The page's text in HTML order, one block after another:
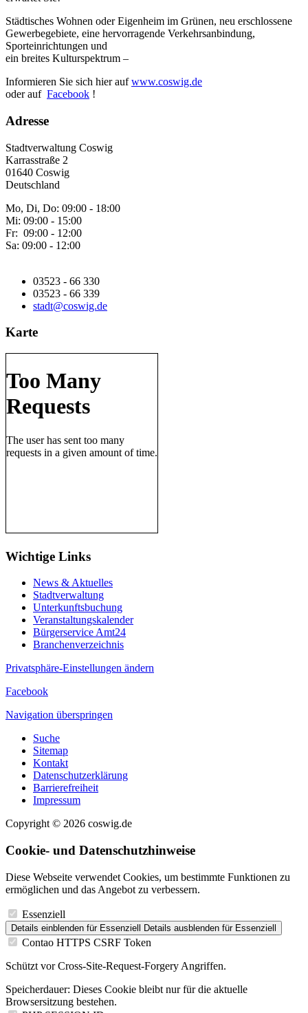
Städtisches Wohnen oder Eigenheim im Grünen, neu erschlossene
Gewerbegebiete, eine hervorragende Verkehrsanbindung,
Sporteinrichtungen und
ein breites Kulturspektrum –
Informieren Sie sich hier aufwww.coswig.de
oder auf Facebook !
Adresse
Stadtverwaltung Coswig
Karrasstraße 2
01640 Coswig
Deutschland
Mo, Di, Do: 09:00 - 18:00
Mi: 09:00 - 15:00
Fr: 09:00 - 12:00
Sa: 09:00 - 12:00
03523 - 66 330
03523 - 66 339
stadt@coswig.de
Karte
Wichtige Links
News & Aktuelles
Stadtverwaltung
Unterkunftsbuchung
Veranstaltungskalender
Bürgerservice Amt24
Branchenverzeichnis
Privatsphäre-Einstellungen ändern
Facebook
Navigation überspringen
Suche
Sitemap
Kontakt
Datenschutzerklärung
Barrierefreiheit
Impressum
Copyright © 2026 coswig.de
Cookie- und Datenschutzhinweise
Diese Webseite verwendet Cookies, um bestimmte Funktionen zu
ermöglichen und das Angebot zu verbessern.
Essenziell
Details einblenden für Essenziell Details ausblenden für Essenziell
Contao HTTPS CSRF Token
Schützt vor Cross-Site-Request-Forgery Angriffen.
Speicherdauer: Dieses Cookie bleibt nur für die aktuelle
Browsersitzung bestehen.